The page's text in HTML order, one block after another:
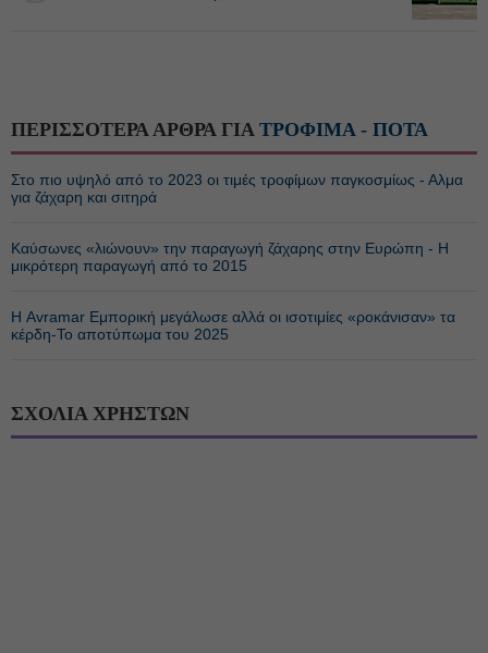
ΠΕΡΙΣΣΟΤΕΡΑ ΑΡΘΡΑ ΓΙΑ ΤΡΟΦΙΜΑ - ΠΟΤΑ
Στο πιο υψηλό από το 2023 οι τιμές τροφίμων παγκοσμίως - Αλμα
για ζάχαρη και σιτηρά
Καύσωνες «λιώνουν» την παραγωγή ζάχαρης στην Ευρώπη - Η
μικρότερη παραγωγή από το 2015
Η Avramar Εμπορική μεγάλωσε αλλά οι ισοτιμίες «ροκάνισαν» τα
κέρδη-Το αποτύπωμα του 2025
ΣΧΟΛΙΑ ΧΡΗΣΤΩΝ